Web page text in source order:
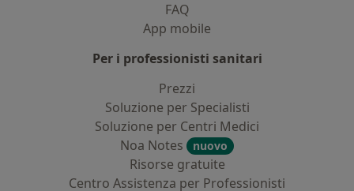
FAQ
App mobile
Per i professionisti sanitari
Prezzi
Soluzione per Specialisti
Soluzione per Centri Medici
Noa Notes
nuovo
Risorse gratuite
Centro Assistenza per Professionisti